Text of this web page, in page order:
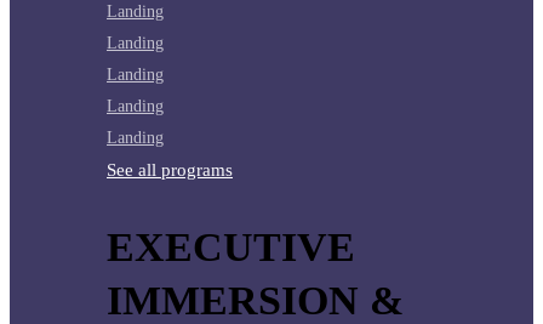
Landing
Landing
Landing
Landing
Landing
See all programs
EXECUTIVE
IMMERSION &